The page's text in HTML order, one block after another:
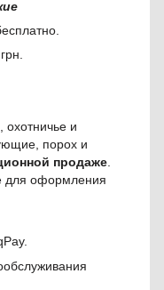
и
порох и
продаже.
для оформления